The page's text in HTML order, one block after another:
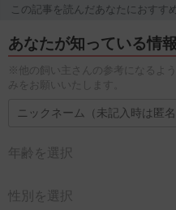
この記事を読んだあなたにおすす
あなたが知っている情
※他の飼い主さんの参考になるよ
みをお願いいたします。
年齢を選択
性別を選択